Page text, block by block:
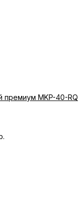
премиум MKP-40-RQ